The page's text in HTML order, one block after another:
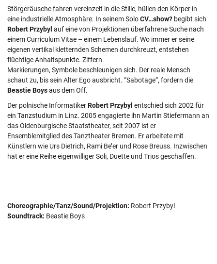
Störgeräusche fahren vereinzelt in die Stille, hüllen den Körper in
eine industrielle Atmosphäre. In seinem SoloCV…show? begibt sich
Robert Przybyl auf eine von Projektionen überfahrene Suche nach
einem Curriculum Vitae – einem Lebenslauf. Wo immer er seine
eigenen vertikal kletternden Schemen durchkreuzt, entstehen
flüchtige Anhaltspunkte. Ziffern
Markierungen, Symbole beschleunigen sich. Der reale Mensch
schaut zu, bis sein Alter Ego ausbricht. “Sabotage”, fordern die
Beastie Boysaus dem Off.
Der polnische InformatikerRobert Przybyl entschied sich 2002 für
ein Tanzstudium in Linz. 2005 engagierte ihn Martin Stiefermann an
das Oldenburgische Staatstheater, seit 2007 ist er
Ensemblemitglied des Tanztheater Bremen. Er arbeitete mit
Künstlern wie Urs Dietrich, Rami Be’er und Rose Breuss. Inzwischen
hat er eine Reihe eigenwilliger Soli, Duette und Trios geschaffen.
Choreographie/Tanz/Sound/Projektion: Robert Przybyl
Soundtrack: Beastie Boys